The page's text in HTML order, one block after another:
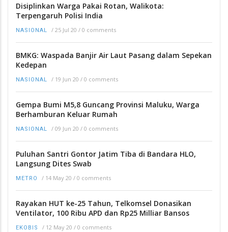
Disiplinkan Warga Pakai Rotan, Walikota:
Terpengaruh Polisi India
NASIONAL / 25 Jul 20 / 0 comments
BMKG: Waspada Banjir Air Laut Pasang dalam Sepekan
Kedepan
NASIONAL / 19 Jun 20 / 0 comments
Gempa Bumi M5,8 Guncang Provinsi Maluku, Warga
Berhamburan Keluar Rumah
NASIONAL / 09 Jun 20 / 0 comments
Puluhan Santri Gontor Jatim Tiba di Bandara HLO,
Langsung Dites Swab
METRO / 14 May 20 / 0 comments
Rayakan HUT ke-25 Tahun, Telkomsel Donasikan
Ventilator, 100 Ribu APD dan Rp25 Milliar Bansos
EKOBIS / 12 May 20 / 0 comments